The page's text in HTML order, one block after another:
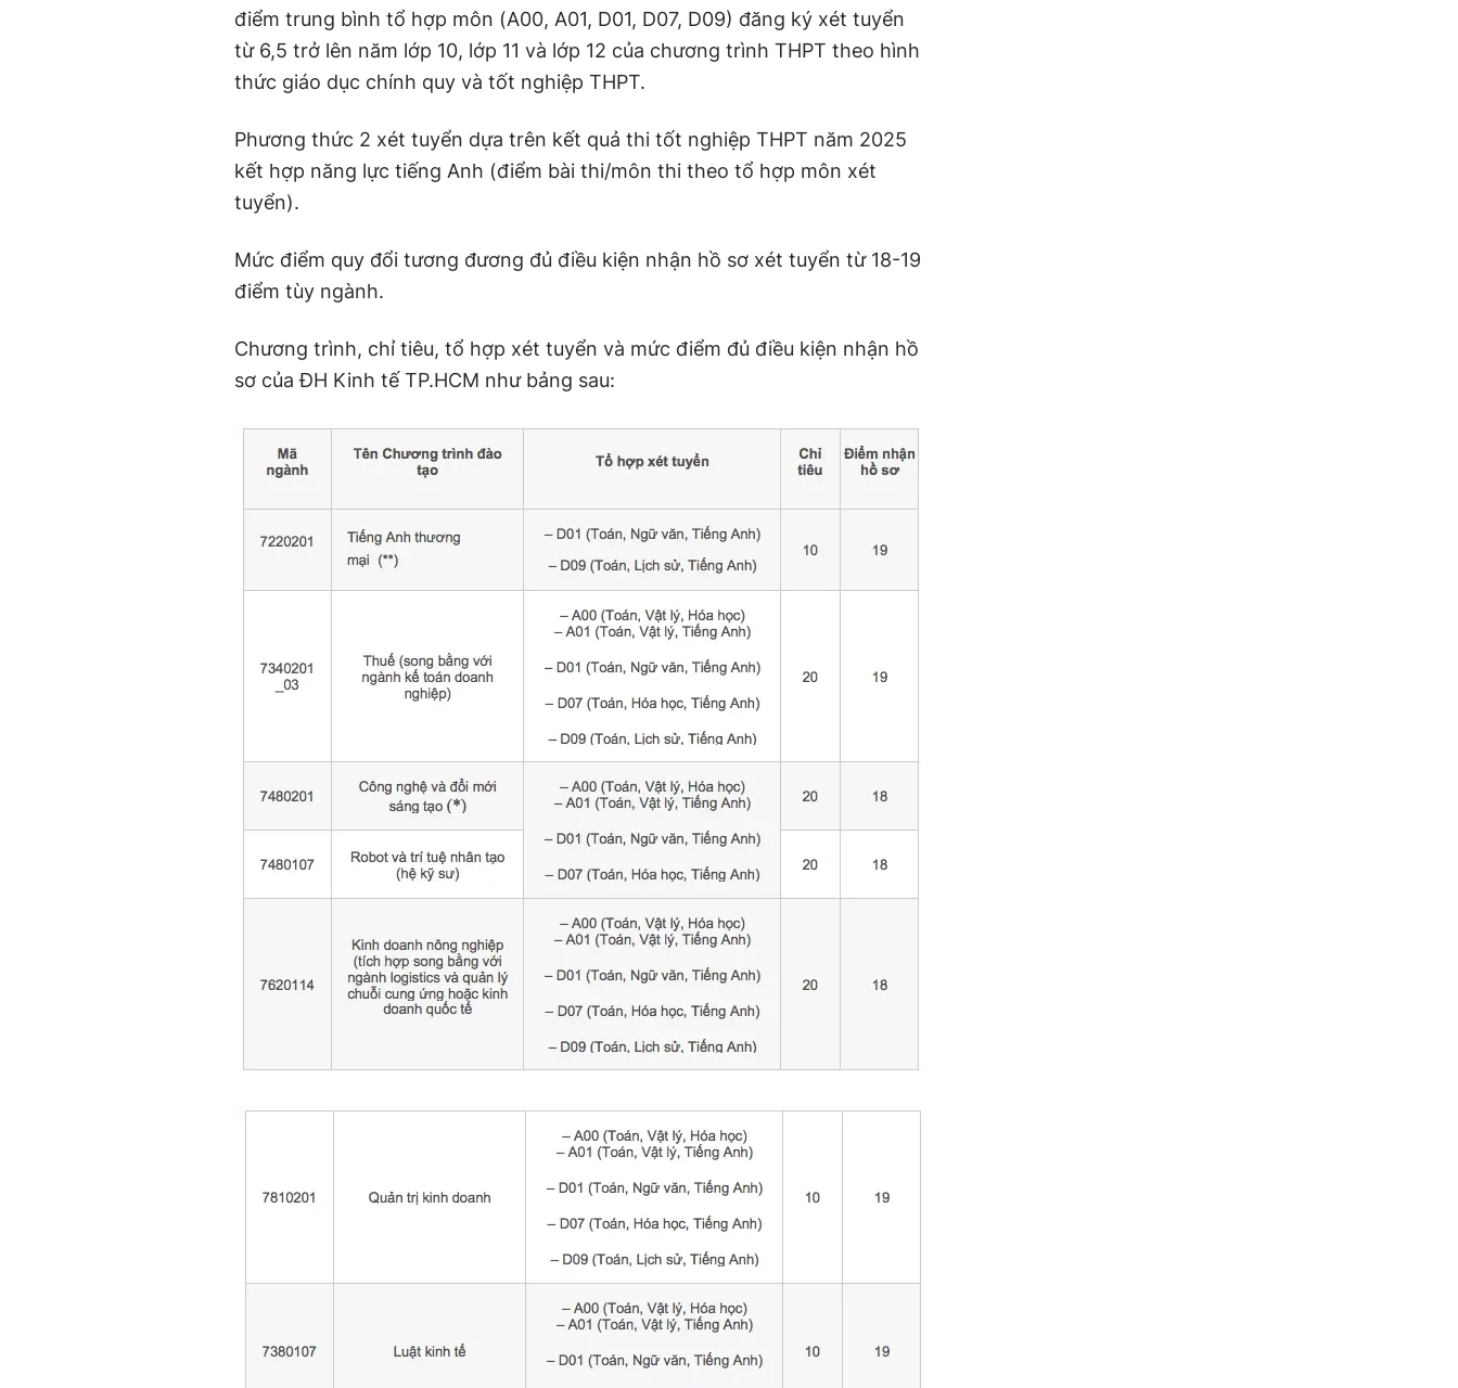
điểm trung bình tổ hợp môn (A00, A01, D01, D07, D09) đăng ký xét tuyển
từ 6,5 trở lên năm lớp 10, lớp 11 và lớp 12 của chương trình THPT theo hình
thức giáo dục chính quy và tốt nghiệp THPT.
Phương thức 2 xét tuyển dựa trên kết quả thi tốt nghiệp THPT năm 2025
kết hợp năng lực tiếng Anh (điểm bài thi/môn thi theo tổ hợp môn xét
tuyển).
Mức điểm quy đổi tương đương đủ điều kiện nhận hồ sơ xét tuyển từ 18-19
điểm tùy ngành.
Chương trình, chỉ tiêu, tổ hợp xét tuyển và mức điểm đủ điều kiện nhận hồ
sơ của ĐH Kinh tế TP.HCM như bảng sau: